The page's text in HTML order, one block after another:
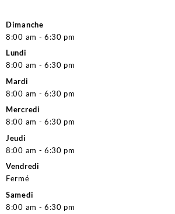
Dimanche
8:00 am - 6:30 pm
Lundi
8:00 am - 6:30 pm
Mardi
8:00 am - 6:30 pm
Mercredi
8:00 am - 6:30 pm
Jeudi
8:00 am - 6:30 pm
Vendredi
Fermé
Samedi
8:00 am - 6:30 pm